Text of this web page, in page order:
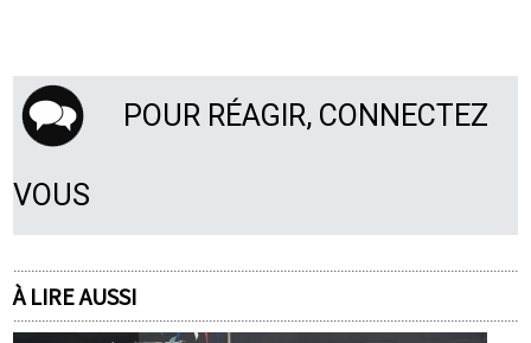
POUR RÉAGIR, CONNECTEZ
VOUS
À LIRE AUSSI